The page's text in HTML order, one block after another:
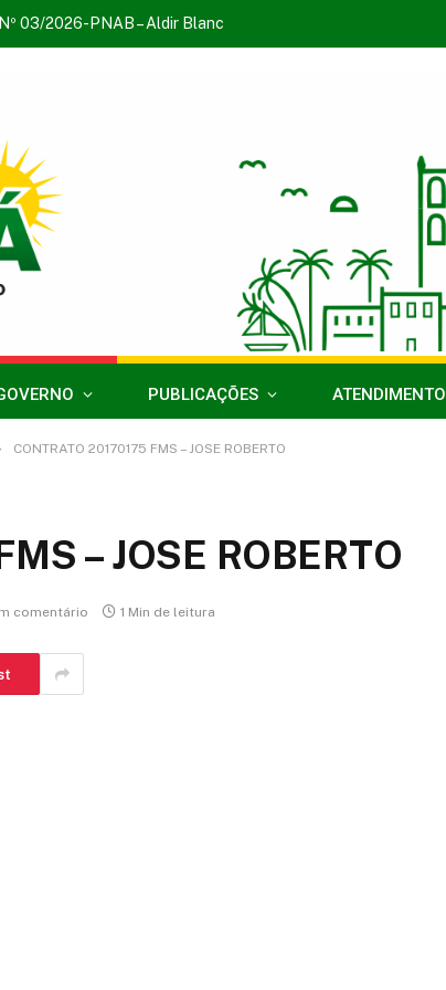
03/2026-PNAB – Aldir Blanc
PUBLICAÇÕES ATENDIMENTO
CONTRATO 20170175 FMS – JOSE ROBERTO
– JOSE ROBERTO
comentário 1 Min de leitura